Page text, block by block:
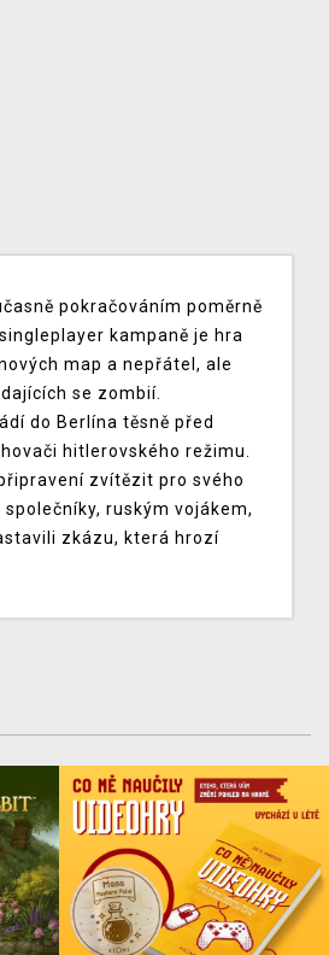
pokračováním poměrně
kampaně je hra
map a nepřátel, ale
se zombií.
do Berlína těsně před
hitlerovského režimu.
zvítězit pro svého
ruským vojákem,
zkázu, která hrozí